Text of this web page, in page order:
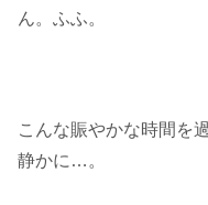
ん。ふふ。
こんな賑やかな時間を
静かに…。